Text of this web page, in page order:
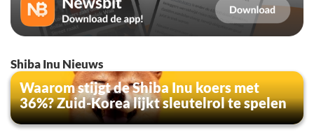
Shiba Inu Nieuws
Waarom stijgt de Shiba Inu koers met
36%? Zuid-Korea lijkt sleutelrol te spelen